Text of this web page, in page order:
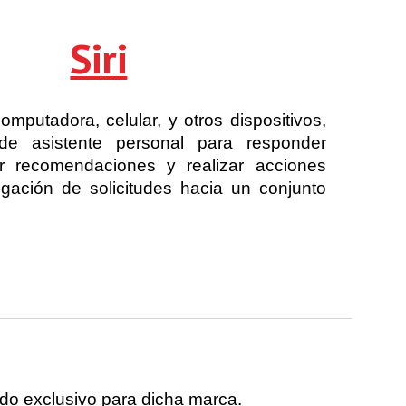
Siri
celular, y otros dispositivos,
asistente personal para responder
recomendaciones y realizar acciones
de solicitudes hacia un conjunto
exclusivo para dicha marca.